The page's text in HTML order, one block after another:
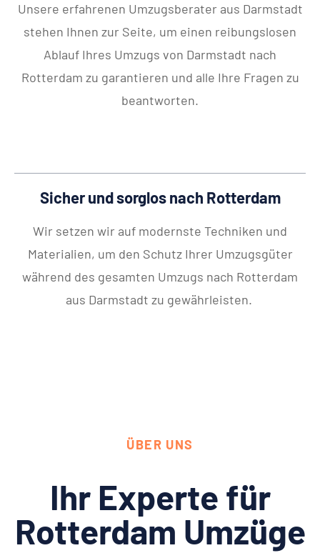
Unsere erfahrenen Umzugsberater aus Darmstadt
stehen Ihnen zur Seite, um einen reibungslosen
Ablauf Ihres Umzugs von Darmstadt nach
Rotterdam zu garantieren und alle Ihre Fragen zu
beantworten.
Sicher und sorglos nach Rotterdam
Wir setzen wir auf modernste Techniken und
Materialien, um den Schutz Ihrer Umzugsgüter
während des gesamten Umzugs nach Rotterdam
aus Darmstadt zu gewährleisten.
ÜBER UNS
Ihr Experte für
Rotterdam Umzüge